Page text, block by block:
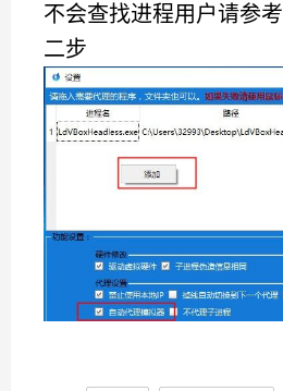
不会查找进程用户请参考
二步